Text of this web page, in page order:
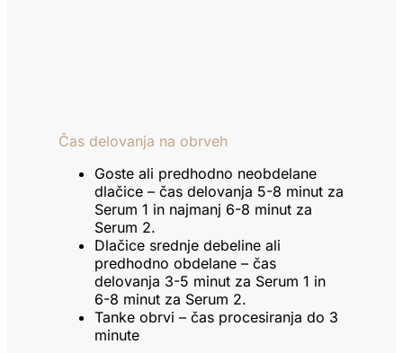
Čas delovanja na obrveh
Goste ali predhodno neobdelane
dlačice – čas delovanja 5-8 minut za
Serum 1 in najmanj 6-8 minut za
Serum 2.
Dlačice srednje debeline ali
predhodno obdelane – čas
delovanja 3-5 minut za Serum 1 in
6-8 minut za Serum 2.
Tanke obrvi – čas procesiranja do 3
minute